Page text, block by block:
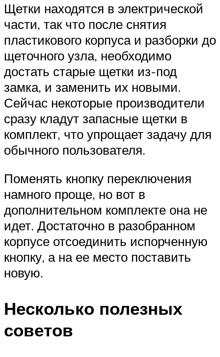
Щетки находятся в электрической
части, так что после снятия
пластикового корпуса и разборки до
щеточного узла, необходимо
достать старые щетки из-под
замка, и заменить их новыми.
Сейчас некоторые производители
сразу кладут запасные щетки в
комплект, что упрощает задачу для
обычного пользователя.
Поменять кнопку переключения
намного проще, но вот в
дополнительном комплекте она не
идет. Достаточно в разобранном
корпусе отсоединить испорченную
кнопку, а на ее место поставить
новую.
Несколько полезных
советов